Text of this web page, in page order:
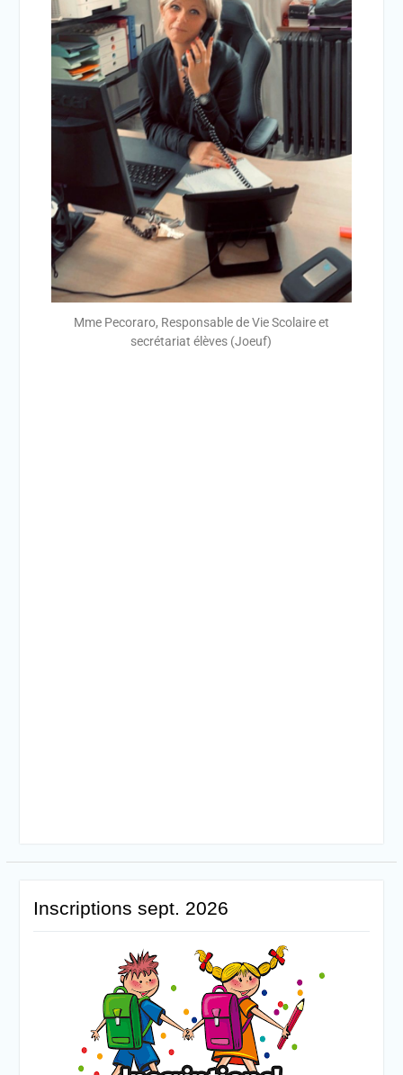
Mme Pecoraro, Responsable de Vie Scolaire et
secrétariat élèves (Joeuf)
Inscriptions sept. 2026